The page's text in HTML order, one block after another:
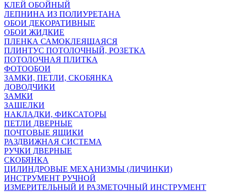
КЛЕЙ ОБОЙНЫЙ
ЛЕПНИНА ИЗ ПОЛИУРЕТАНА
ОБОИ ДЕКОРАТИВНЫЕ
ОБОИ ЖИДКИЕ
ПЛЕНКА САМОКЛЕЯЩАЯСЯ
ПЛИНТУС ПОТОЛОЧНЫЙ, РОЗЕТКА
ПОТОЛОЧНАЯ ПЛИТКА
ФОТООБОИ
ЗАМКИ, ПЕТЛИ, СКОБЯНКА
ДОВОДЧИКИ
ЗАМКИ
ЗАЩЕЛКИ
НАКЛАДКИ, ФИКСАТОРЫ
ПЕТЛИ ДВЕРНЫЕ
ПОЧТОВЫЕ ЯЩИКИ
РАЗДВИЖНАЯ СИСТЕМА
РУЧКИ ДВЕРНЫЕ
СКОБЯНКА
ЦИЛИНДРОВЫЕ МЕХАНИЗМЫ (ЛИЧИНКИ)
ИНСТРУМЕНТ РУЧНОЙ
ИЗМЕРИТЕЛЬНЫЙ И РАЗМЕТОЧНЫЙ ИНСТРУМЕНТ